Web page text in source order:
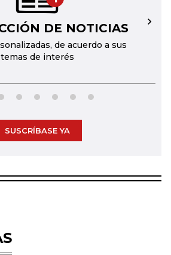
DE NOTICIAS
de acuerdo a sus
temas de interés
→
SUSCRÍBASE YA